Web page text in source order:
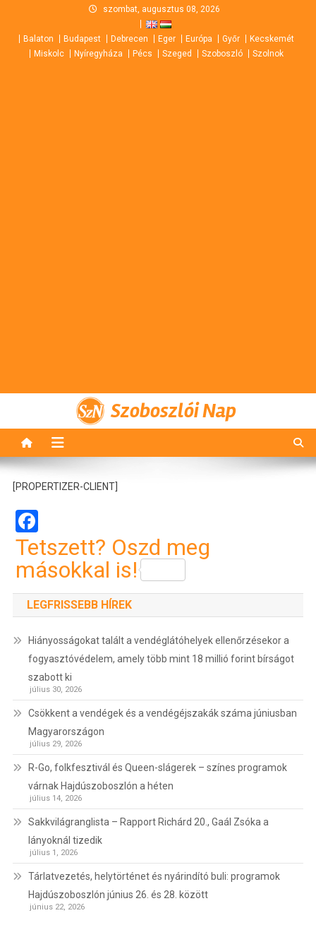
content
szombat, augusztus 08, 2026
Balaton Budapest Debrecen Eger Európa Győr
Kecskemét
Miskolc
Nyíregyháza Pécs Szeged Szoboszló Szolnok
Szoboszlói Nap
[PROPERTIZER-CLIENT]
Facebook
Tetszett? Oszd meg
másokkal is!
LEGFRISSEBB HÍREK
Hiányosságokat talált a vendéglátóhelyek ellenőrzésekor a
fogyasztóvédelem, amely több mint 18 millió forint bírságot
szabott ki
július 30, 2026
Csökkent a vendégek és a vendégéjszakák száma júniusban
Magyarországon
július 29, 2026
R-Go, folkfesztivál és Queen-slágerek – színes programok
várnak Hajdúszoboszlón a héten
július 14, 2026
Sakkvilágranglista – Rapport Richárd 20., Gaál Zsóka a
lányoknál tizedik
július 1, 2026
Tárlatvezetés, helytörténet és nyárindító buli: programok
Hajdúszoboszlón június 26. és 28. között
június 22, 2026